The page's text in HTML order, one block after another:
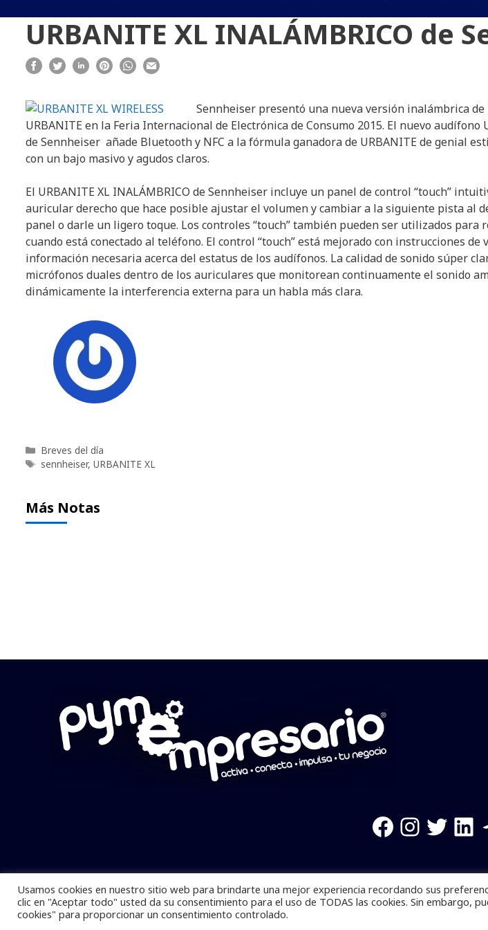
URBANITE XL INALÁMBRICO de
Sennheiser presentó una nueva versión inalámbrica de
URBANITE en la Feria Internacional de Electrónica de Consumo 2015. El nuevo audífono
de Sennheiser añade Bluetooth y NFC a la fórmula ganadora de URBANITE de genial
con un bajo masivo y agudos claros.
El URBANITE XL INALÁMBRICO de Sennheiser incluye un panel de control “touch”
auricular derecho que hace posible ajustar el volumen y cambiar a la siguiente pista al
panel o darle un ligero toque. Los controles “touch” también pueden ser utilizados para
cuando está conectado al teléfono. El control “touch” está mejorado con instrucciones de
información necesaria acerca del estatus de los audífonos. La calidad de sonido súper
micrófonos duales dentro de los auriculares que monitorean continuamente el sonido
dinámicamente la interferencia externa para un habla más clara.
Categorías
Breves del día
Etiquetas
sennheiser, URBANITE XL
Más Notas
Facebook
Pymempresario © 2025 Todos los derechos reservados. Se prohibe el
Desarrollado por
Usamos cookies en nuestro sitio web para brindarte una mejor experiencia recordando sus
clic en "Aceptar todo" usted da su consentimiento para el uso de TODAS las cookies. Sin embargo,
cookies" para proporcionar un consentimiento controlado.